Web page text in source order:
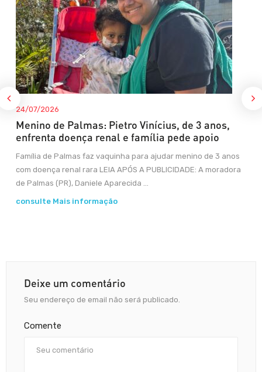
24/07/2026
Menino de Palmas: Pietro Vinícius, de 3 anos,
enfrenta doença renal e família pede apoio
Família de Palmas faz vaquinha para ajudar menino de 3 anos
com doença renal rara LEIA APÓS A PUBLICIDADE: A moradora
de Palmas (PR), Daniele Aparecida ...
consulte Mais informação
Deixe um comentário
Seu endereço de email não será publicado.
Comente